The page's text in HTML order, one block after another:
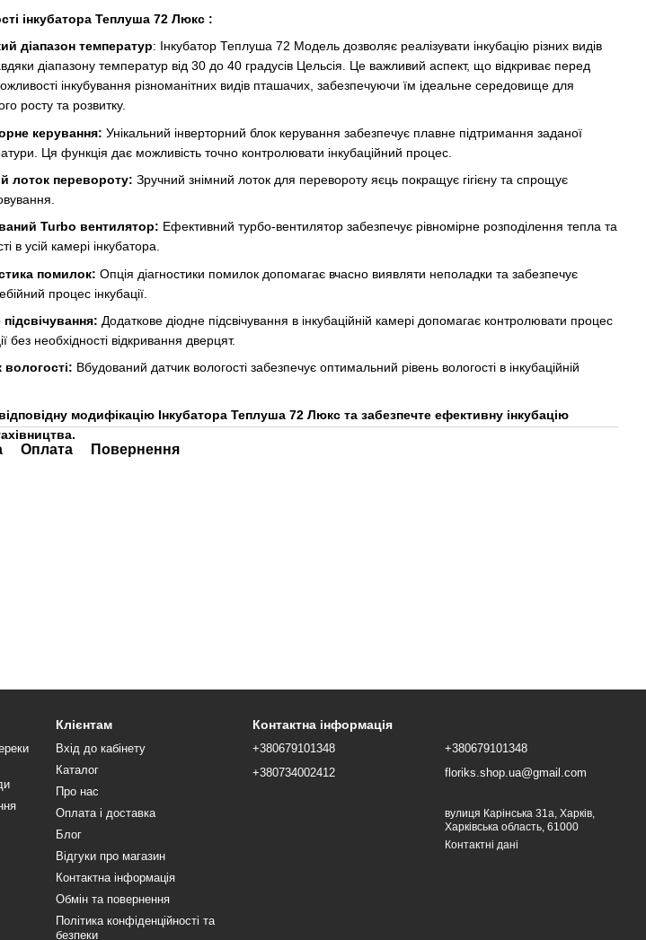
інкубатора Теплуша 72 Люкс :
діапазон температур: Інкубатор Теплуша 72 Модель дозволяє реалізувати інкубацію різних видів
діапазону температур від 30 до 40 градусів Цельсія. Це важливий аспект, що відкриває перед
інкубування різноманітних видів пташачих, забезпечуючи їм ідеальне середовище для
росту та розвитку.
керування: Унікальний інверторний блок керування забезпечує плавне підтримання заданої
Ця функція дає можливість точно контролювати інкубаційний процес.
лоток перевороту: Зручний знімний лоток для перевороту яєць покращує гігієну та спрощує
Turbo вентилятор: Ефективний турбо-вентилятор забезпечує рівномірне розподілення тепла та
в усій камері інкубатора.
помилок: Опція діагностики помилок допомагає вчасно виявляти неполадки та забезпечує
процес інкубації.
Додаткове діодне підсвічування в інкубаційній камері допомагає контролювати процес
без необхідності відкривання дверцят.
вологості: Вбудований датчик вологості забезпечує оптимальний рівень вологості в інкубаційній
модифікацію Інкубатора Теплуша 72 Люкс та забезпечте ефективну інкубацію
Оплата Повернення
Клієнтам
Вхід до кабінету
Каталог
Про нас
Оплата і доставка
Блог
Відгуки про магазин
Контактна інформація
Обмін та повернення
Політика конфіденційності та
безпеки
Контактна інформація
+380679101348
+380734002412
+380679101348
floriks.shop.ua@gmail.com
вулиця Карінська 31а, Харків,
Харківська область, 61000
Контактні дані